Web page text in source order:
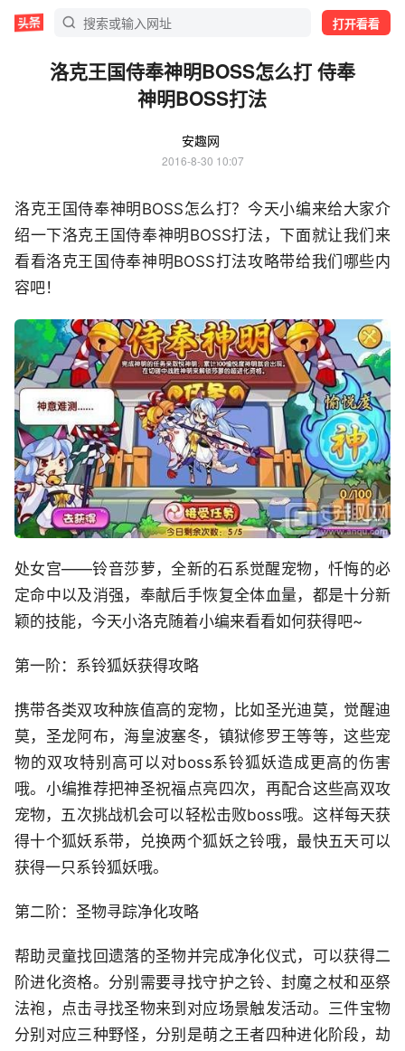
打开看看
洛克王国侍奉神明BOSS怎么打 侍奉
神明BOSS打法
安趣网
2016-8-30 10:07
洛克王国侍奉神明BOSS怎么打？今天小编来给大家介
绍一下洛克王国侍奉神明BOSS打法，下面就让我们来
看看洛克王国侍奉神明BOSS打法攻略带给我们哪些内
容吧！
处女宫——铃音莎萝，全新的石系觉醒宠物，忏悔的必
定命中以及消强，奉献后手恢复全体血量，都是十分新
颖的技能，今天小洛克随着小编来看看如何获得吧~
第一阶：系铃狐妖获得攻略
携带各类双攻种族值高的宠物，比如圣光迪莫，觉醒迪
莫，圣龙阿布，海皇波塞冬，镇狱修罗王等等，这些宠
物的双攻特别高可以对boss系铃狐妖造成更高的伤害
哦。小编推荐把神圣祝福点亮四次，再配合这些高双攻
宠物，五次挑战机会可以轻松击败boss哦。这样每天获
得十个狐妖系带，兑换两个狐妖之铃哦，最快五天可以
获得一只系铃狐妖哦。
第二阶：圣物寻踪净化攻略
帮助灵童找回遗落的圣物并完成净化仪式，可以获得二
阶进化资格。分别需要寻找守护之铃、封魔之杖和巫祭
法袍，点击寻找圣物来到对应场景触发活动。三件宝物
分别对应三种野怪，分别是萌之王者四种进化阶段，劫